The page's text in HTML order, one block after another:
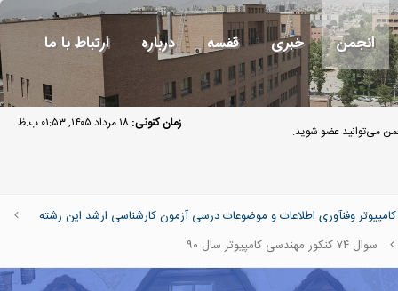
انجمن خبری قفسه درباره ارتباط با ما
زمان کنونی: ۱۸ مرداد ۱۴۰۵, ۰۱:۵۳ ب.ظ می‌توانید عضو شوید.
وفنآوری اطلاعات و موضوعات درسی آزمون کارشناسی ارشد این رشته
سوال ۷۴ کنکور مهندسی کامپیوتر سال ۹۰